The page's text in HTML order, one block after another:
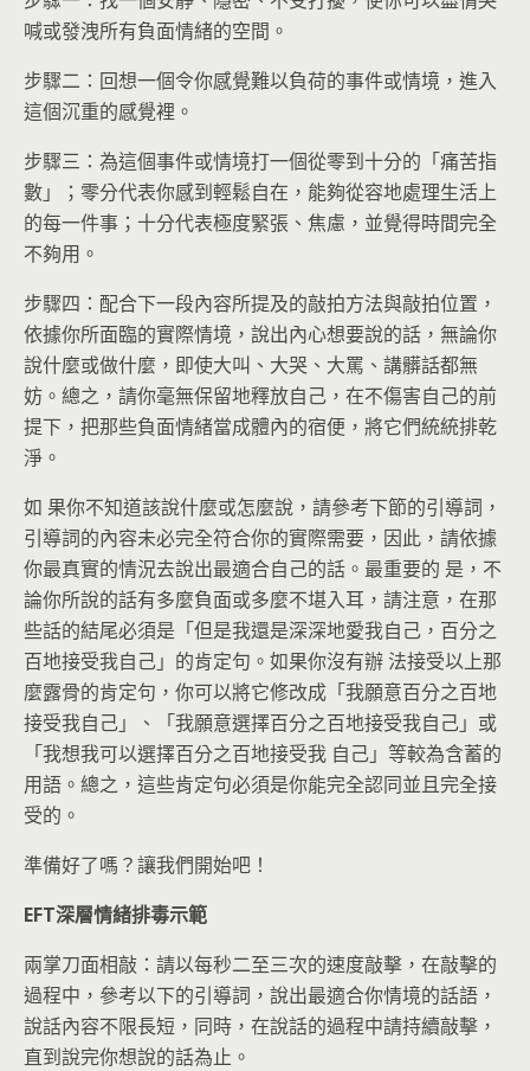
喊或發洩所有負面情緒的空間。
步驟二：回想一個令你感覺難以負荷的事件或情境，進入
這個沉重的感覺裡。
步驟三：為這個事件或情境打一個從零到十分的「痛苦指
數」；零分代表你感到輕鬆自在，能夠從容地處理生活上
的每一件事；十分代表極度緊張、焦慮，並覺得時間完全
不夠用。
步驟四：配合下一段內容所提及的敲拍方法與敲拍位置，
依據你所面臨的實際情境，說出內心想要說的話，無論你
說什麼或做什麼，即使大叫、大哭、大罵、講髒話都無
妨。總之，請你毫無保留地釋放自己，在不傷害自己的前
提下，把那些負面情緒當成體內的宿便，將它們統統排乾
淨。
如 果你不知道該說什麼或怎麼說，請參考下節的引導詞，
引導詞的內容未必完全符合你的實際需要，因此，請依據
你最真實的情況去說出最適合自己的話。最重要的 是，不
論你所說的話有多麼負面或多麼不堪入耳，請注意，在那
些話的結尾必須是「但是我還是深深地愛我自己，百分之
百地接受我自己」的肯定句。如果你沒有辦 法接受以上那
麼露骨的肯定句，你可以將它修改成「我願意百分之百地
接受我自己」、「我願意選擇百分之百地接受我自己」或
「我想我可以選擇百分之百地接受我 自己」等較為含蓄的
用語。總之，這些肯定句必須是你能完全認同並且完全接
受的。
準備好了嗎？讓我們開始吧！
EFT深層情緒排毒示範
兩掌刀面相敲：請以每秒二至三次的速度敲擊，在敲擊的
過程中，參考以下的引導詞，說出最適合你情境的話語，
說話內容不限長短，同時，在說話的過程中請持續敲擊，
直到說完你想說的話為止。